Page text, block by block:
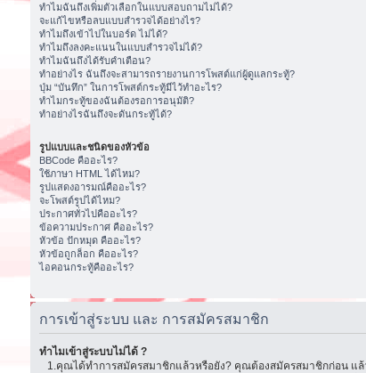
ทำไมฉันถึงเพิ่มตัวเลือกในแบบสอบถามไม่ได้?
จะแก้ไขหรือลบแบบสำรวจได้อย่างไร?
ทำไมถึงเข้าไปในบอร์ด ไม่ได้?
ทำไมถึงลงคะแนนในแบบสำรวจไม่ได้?
ทำไมฉันถึงได้รับคำเตือน?
ทำอย่างไร ฉันถึงจะสามารถรายงานการโพสต์แก่ผู้ดูแลกระทู้?
ปุ่ม “บันทึก” ในการโพสต์กระทู้มีไว้ทำอะไร?
ทำไมกระทู้ของฉันต้องรอการอนุมัติ?
ทำอย่างไรฉันถึงจะดันกระทู้ได้?
รูปแบบและชนิดของหัวข้อ
BBCode คืออะไร?
ใช้ภาษา HTML ได้ไหม?
รูปแสดงอารมณ์คืออะไร?
จะโพสต์รูปได้ไหม?
ประกาศทั่วไปคืออะไร?
ข้อความประกาศ คืออะไร?
หัวข้อ ปักหมุด คืออะไร?
หัวข้อถูกล็อก คืออะไร?
ไอคอนกระทู้คืออะไร?
การเข้าสู่ระบบ และ การสมัครสมาชิก
ทำไมเข้าสู่ระบบไม่ได้ ?
1.คุณได้ทำการสมัครสมาชิกแล้วหรือยัง? คุณต้องสมัครสมาชิกก่อน แล้